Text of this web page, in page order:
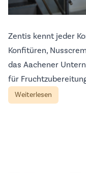
Zentis kennt jeder
Konfitüren,
das Aachener
für
Weiterlesen